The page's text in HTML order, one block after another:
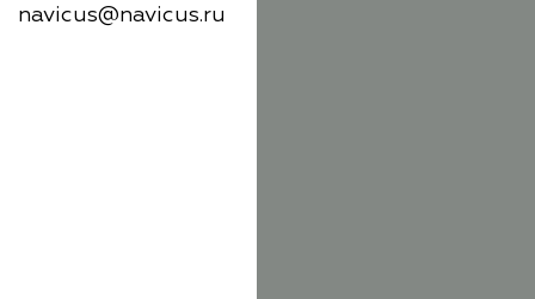
navicus@navicus.ru